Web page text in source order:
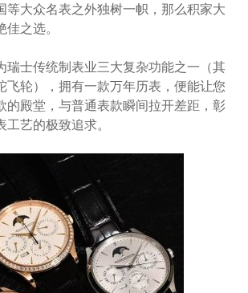
等大众名表之外独树一帜，那么积家大
之选。
瑞士传统制表业三大复杂功能之一（其
飞轮），拥有一款万年历表，便能让您
的殿堂，与普通表款瞬间拉开差距，彰
艺的极致追求。